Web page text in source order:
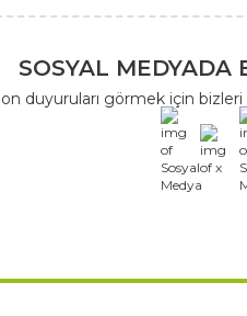
SOSYAL MEDYADA
duyuruları görmek için
x